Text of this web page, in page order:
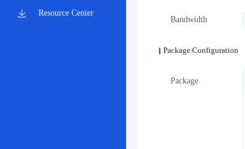
Resource Center
Bandwidth
Package Configuration
Package